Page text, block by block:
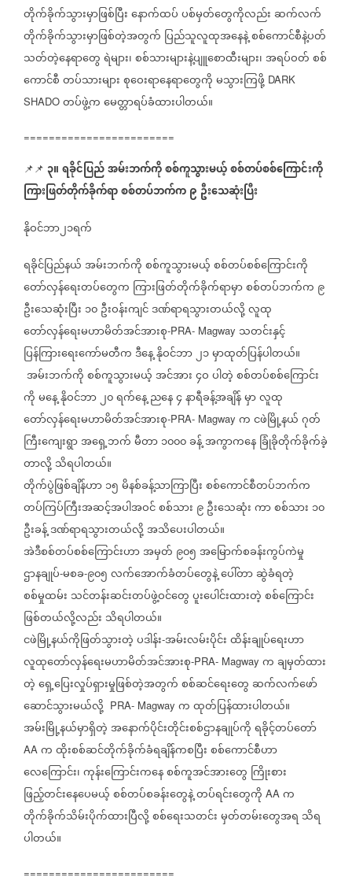
တိုက်ခိုက်သွားမှာဖြစ်ပြီးနောက်ထပ်ပစ်မှတ်တွေကိုလည်းဆက်လက်
တိုက်ခိုက်သွားမှာဖြစ်တဲ့အတွက် ပြည်သူလူထုအနေနဲ့စစ်ကောင်စီနဲ့ပတ်
သတ်တဲ့နေရာတွေရဲများ၊စစ်သားများနဲ့ပျူစောထီးများ၊အရပ်ဝတ်စစ်
ကောင်စီတပ်သားများစုဝေးရာနေရာတွေကိုမသွားကြဖို့ DARK
SHADO တပ်ဖွဲ့ကမေတ္တာရပ်ခံထားပါတယ်။
========================
📌📌 ၃။ရခိုင်ပြည်အမ်းဘက်ကိုစစ်ကူသွားမယ့်စစ်တပ်စစ်ကြောင်းကို
ကြားဖြတ်တိုက်ခိုက်ရာစစ်တပ်ဘက်က၉ ဦးသေဆုံးပြီး
နိုဝင်ဘာ၂၁ရက်
ရခိုင်ပြည်နယ်အမ်းဘက်ကိုစစ်ကူသွားမယ့်စစ်တပ်စစ်ကြောင်းကို
တော်လှန်ရေးတပ်တွေက ကြားဖြတ်တိုက်ခိုက်ရာမှာစစ်တပ်ဘက်က ၉
ဦးသေဆုံးပြီး ၁၀ဦးဝန်းကျင်ဒဏ်ရာရသွားတယ်လို့လူထု
တော်လှန်ရေးမဟာမိတ်အင်အားစု-PRA- Magway သတင်းနှင့်
ပြန်ကြားရေးကော်မတီကဒီနေ့နိုဝင်ဘာ၂၁မှာထုတ်ပြန်ပါတယ်။
အမ်းဘက်ကိုစစ်ကူသွားမယ့်အင်အား၄ဝပါတဲ့စစ်တပ်စစ်ကြောင်း
ကိုမနေ့နိုဝင်ဘာ၂၀ရက်နေ့ညနေ၄နာရီခန့်အချိန်မှာလူထု
တော်လှန်ရေးမဟာမိတ်အင်အားစု-PRA- Magway ကငဖဲမြို့နယ်ဂုတ်
ကြီးကျေးရွာအရှေ့ဘက်မီတာ၁၀၀၀ခန့်အကွာကနေခြုံခိုတိုက်ခိုက်ခဲ့
တာလို့သိရပါတယ်။
တိုက်ပွဲဖြစ်ချိန်ဟာ၁၅မိနစ်ခန့်သာကြာပြီးစစ်ကောင်စီတပ်ဘက်က
တပ်ကြပ်ကြီးအဆင့်အပါအဝင်စစ်သား ၉ဦးသေဆုံးကာစစ်သား ၁၀
ဦးခန့်ဒဏ်ရာရသွားတယ်လို့အသိပေးပါတယ်။
အဲဒီစစ်တပ်စစ်ကြောင်းဟာအမှတ် ၉၀၅အမြောက်စခန်းကွပ်ကဲမှု
ဌာနချုပ်-မစခ-၉၀၅လက်အောက်ခံတပ်တွေနဲ့ပေါ်တာဆွဲခံရတဲ့
စစ်မှုထမ်း သင်တန်းဆင်းတပ်ဖွဲ့ဝင်တွေပူးပေါင်းထားတဲ့စစ်ကြောင်း
ဖြစ်တယ်လို့လည်း သိရပါတယ်။
ငဖဲမြို့နယ်ကိုဖြတ်သွားတဲ့ပဒါန်း-အမ်းလမ်းပိုင်းထိန်းချုပ်ရေးဟာ
လူထုတော်လှန်ရေးမဟာမိတ်အင်အားစု-PRA- Magway ကချမှတ်ထား
တဲ့ရှေ့ပြေးလှုပ်ရှားမှုဖြစ်တဲ့အတွက်စစ်ဆင်ရေးတွေဆက်လက်ဖော်
ဆောင်သွားမယ်လို့ PRA- Magway ကထုတ်ပြန်ထားပါတယ်။
အမ်းမြို့နယ်မှာရှိတဲ့အနောက်ပိုင်းတိုင်းစစ်ဌာနချုပ်ကိုရခိုင့်တပ်တော်
AA ကထိုးစစ်ဆင်တိုက်ခိုက်ခံရချိန်ကစပြီးစစ်ကောင်စီဟာ
လေကြောင်း၊ကုန်းကြောင်းကနေစစ်ကူအင်အားတွေ ကြိုးစား
ဖြည့်တင်းနေပေမယ့်စစ်တပ်စခန်းတွေနဲ့တပ်ရင်းတွေကို AA က
တိုက်ခိုက်သိမ်းပိုက်ထားပြီလို့စစ်ရေးသတင်းမှတ်တမ်းတွေအရ သိရ
ပါတယ်။
========================